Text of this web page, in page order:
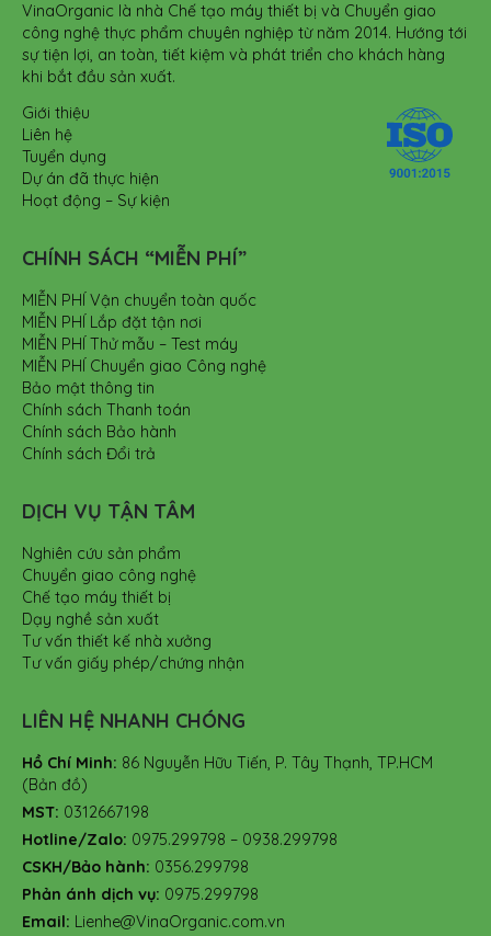
VinaOrganic là nhà Chế tạo máy thiết bị và Chuyển giao
công nghệ thực phẩm chuyên nghiệp từ năm 2014. Hướng tới
sự tiện lợi, an toàn, tiết kiệm và phát triển cho khách hàng
khi bắt đầu sản xuất.
Giới thiệu
Liên hệ
Tuyển dụng
Dự án đã thực hiện
Hoạt động – Sự kiện
CHÍNH SÁCH “MIỄN PHÍ”
MIỄN PHÍ Vận chuyển toàn quốc
MIỄN PHÍ Lắp đặt tận nơi
MIỄN PHÍ Thử mẫu – Test máy
MIỄN PHÍ Chuyển giao Công nghệ
Bảo mật thông tin
Chính sách Thanh toán
Chính sách Bảo hành
Chính sách Đổi trả
DỊCH VỤ TẬN TÂM
Nghiên cứu sản phẩm
Chuyển giao công nghệ
Chế tạo máy thiết bị
Dạy nghề sản xuất
Tư vấn thiết kế nhà xưởng
Tư vấn giấy phép/chứng nhận
LIÊN HỆ NHANH CHÓNG
Hồ Chí Minh: 86 Nguyễn Hữu Tiến, P. Tây Thạnh, TP.HCM
(Bản đồ)
MST: 0312667198
Hotline/Zalo: 0975.299798 – 0938.299798
CSKH/Bảo hành: 0356.299798
Phản ánh dịch vụ: 0975.299798
Email: Lienhe@VinaOrganic.com.vn